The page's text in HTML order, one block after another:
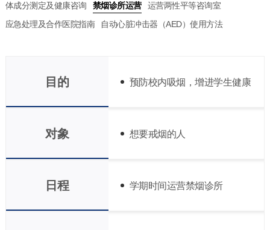
体成分测定及健康咨询
禁烟诊所运营
运营两性平等咨询室
应急处理及合作医院指南
自动心脏冲击器（AED）使用方法
目的 预防校内吸烟，增进学生健康
对象 想要戒烟的人
日程 学期时间运营禁烟诊所